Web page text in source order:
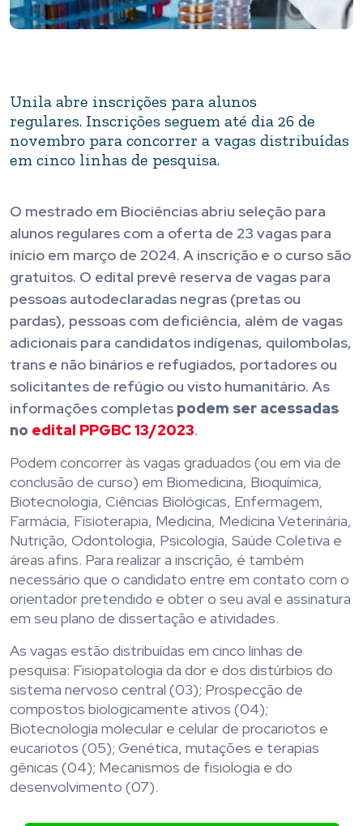
Unila abre inscrições para alunos
regulares. Inscrições seguem até dia 26 de
novembro para concorrer a vagas distribuídas
em cinco linhas de pesquisa.
O mestrado em Biociências abriu seleção para
alunos regulares com a oferta de 23 vagas para
início em março de 2024. A inscrição e o curso são
gratuitos. O edital prevê reserva de vagas para
pessoas autodeclaradas negras (pretas ou
pardas), pessoas com deficiência, além de vagas
adicionais para candidatos indígenas, quilombolas,
trans e não binários e refugiados, portadores ou
solicitantes de refúgio ou visto humanitário. As
informações completas podem ser acessadas
no edital PPGBC 13/2023.
Podem concorrer às vagas graduados (ou em via de
conclusão de curso) em Biomedicina, Bioquímica,
Biotecnologia, Ciências Biológicas, Enfermagem,
Farmácia, Fisioterapia, Medicina, Medicina Veterinária,
Nutrição, Odontologia, Psicologia, Saúde Coletiva e
áreas afins. Para realizar a inscrição, é também
necessário que o candidato entre em contato com o
orientador pretendido e obter o seu aval e assinatura
em seu plano de dissertação e atividades.
As vagas estão distribuídas em cinco linhas de
pesquisa: Fisiopatologia da dor e dos distúrbios do
sistema nervoso central (03); Prospecção de
compostos biologicamente ativos (04);
Biotecnologia molecular e celular de procariotos e
eucariotos (05); Genética, mutações e terapias
gênicas (04); Mecanismos de fisiologia e do
desenvolvimento (07).